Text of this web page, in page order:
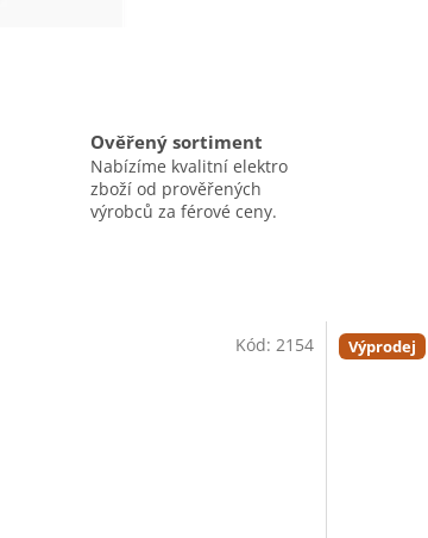
Ověřený sortiment
Nabízíme kvalitní elektro
zboží od prověřených
výrobců za férové ceny.
Kód: 2154 Výprodej